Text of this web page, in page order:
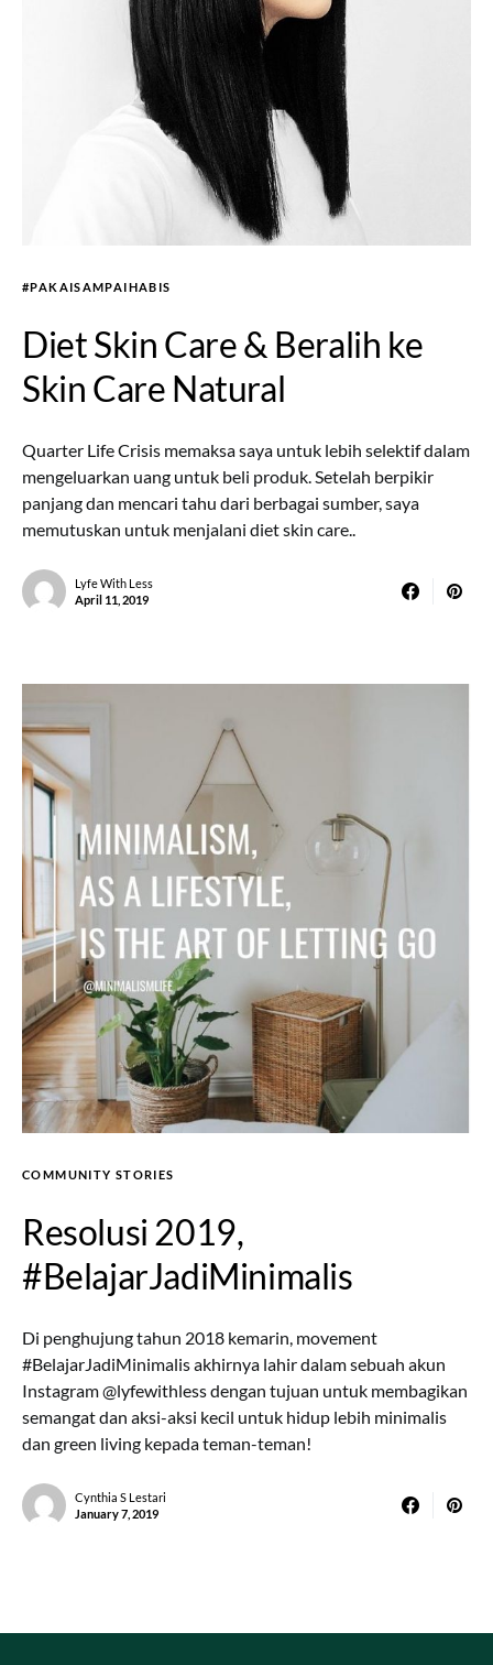
#PAKAISAMPAIHABIS
Diet Skin Care & Beralih ke
Skin Care Natural
Quarter Life Crisis memaksa saya untuk lebih selektif dalam
mengeluarkan uang untuk beli produk. Setelah berpikir
panjang dan mencari tahu dari berbagai sumber, saya
memutuskan untuk menjalani diet skin care..
Lyfe With Less
April 11, 2019
COMMUNITY STORIES
Resolusi 2019,
#BelajarJadiMinimalis
Di penghujung tahun 2018 kemarin, movement
#BelajarJadiMinimalis akhirnya lahir dalam sebuah akun
Instagram @lyfewithless dengan tujuan untuk membagikan
semangat dan aksi-aksi kecil untuk hidup lebih minimalis
dan green living kepada teman-teman!
Cynthia S Lestari
January 7, 2019